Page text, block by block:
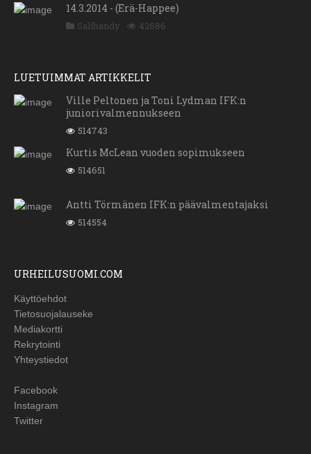
14.3.2014 - (Erä-Happee)
Salibandy 42686
LUETUIMMAT ARTIKKELIT
Ville Peltonen ja Toni Lydman IFK:n
juniorivalmennukseen
514743
Kurtis McLean vuoden sopimukseen
514651
Antti Törmänen IFK:n päävalmentajaksi
514554
URHEILUSUOMI.COM
Käyttöehdot
Tietosuojalauseke
Mediakortti
Rekrytointi
Yhteystiedot
Facebook
Instagram
Twitter